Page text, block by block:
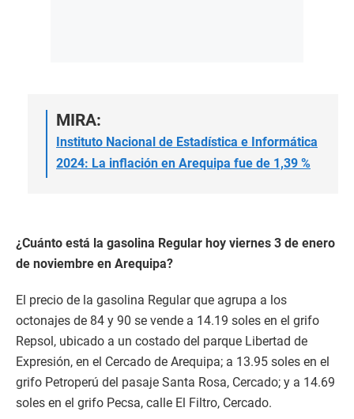
MIRA:
Instituto Nacional de Estadística e Informática
2024: La inflación en Arequipa fue de 1,39 %
¿Cuánto está la gasolina Regular hoy viernes 3 de enero
de noviembre en Arequipa?
El precio de la gasolina Regular que agrupa a los
octonajes de 84 y 90 se vende a 14.19 soles en el grifo
Repsol, ubicado a un costado del parque Libertad de
Expresión, en el Cercado de Arequipa; a 13.95 soles en el
grifo Petroperú del pasaje Santa Rosa, Cercado; y a 14.69
soles en el grifo Pecsa, calle El Filtro, Cercado.